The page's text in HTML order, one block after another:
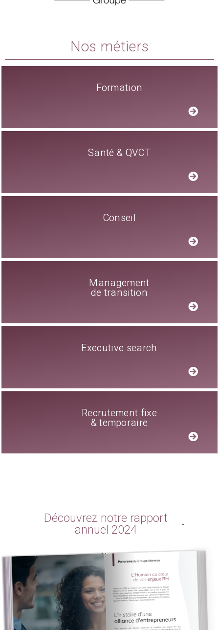
Nos métiers
Formation
Santé & QVCT
Conseil
Management
de transition
Executive search
Recrutement fixe
& temporaire
Découvrez notre rapport
annuel 2024